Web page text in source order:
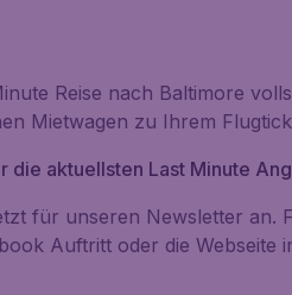
Reise nach Baltimore
Mietwagen zu Ihrem
die aktuellsten Last Minute
für unseren Newsletter an.
Auftritt oder die Webseite